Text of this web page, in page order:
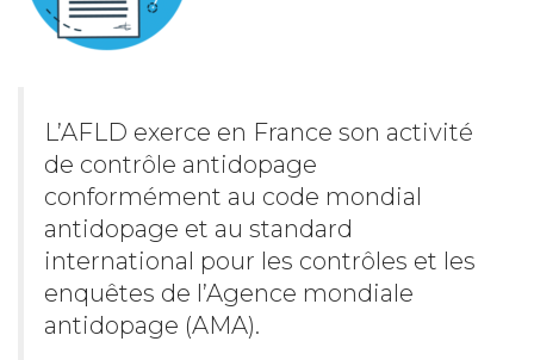
L’AFLD exerce en France son activité
de contrôle antidopage
conformément au code mondial
antidopage et au standard
international pour les contrôles et les
enquêtes de l’Agence mondiale
antidopage (AMA).